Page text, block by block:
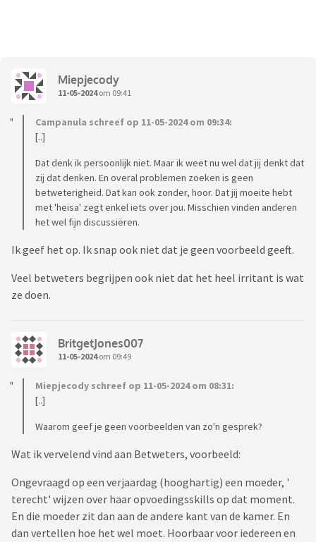
Miepjecody
11-05-2024om 09:41
Campanula schreef op 11-05-2024 om 09:34:
[..]
Dat denk ik persoonlijk niet. Maar ik weet nu wel dat jij denkt dat
zij dat denken. En overal problemen zoeken is geen
betweterigheid. Dat kan ook zonder, hoor. Dat jij moeite hebt
met 'heisa' zegt enkel iets over jou. Misschien vinden anderen
het wel fijn discussiëren.
Ik geef het op. Ik snap ook niet dat je geen voorbeeld geeft.
Veel betweters begrijpen ook niet dat het heel irritant is wat
ze doen.
BritgetJones007
11-05-2024om 09:49
Miepjecody schreef op 11-05-2024 om 08:31:
[..]
Waarom geef je geen voorbeelden van zo'n gesprek?
Wat ik vervelend vind aan Betweters, voorbeeld:
Ongevraagd op een verjaardag (hooghartig) een moeder, '
terecht' wijzen over haar opvoedingsskills op dat moment.
En die moeder zit dan aan de andere kant van de kamer. En
dan vertellen hoe het wel moet. Hoorbaar voor iedereen en